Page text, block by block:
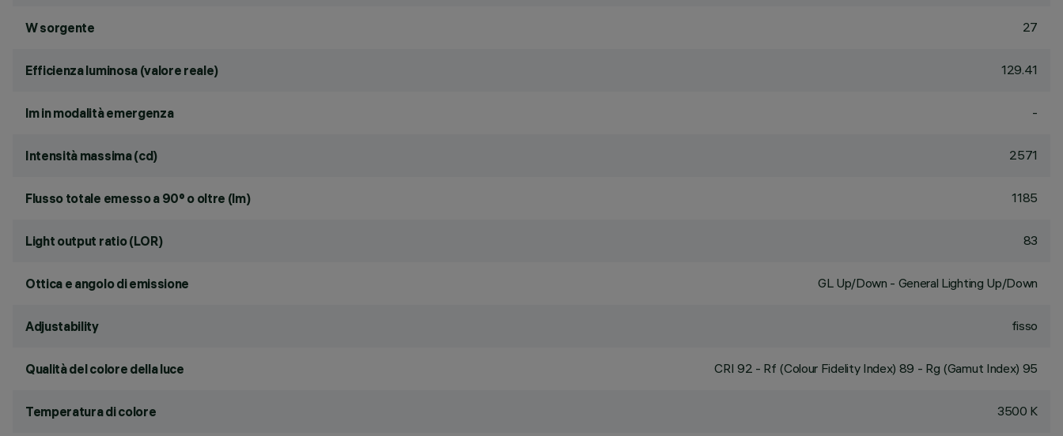
W sorgente 27
Efficienza luminosa (valore reale) 129.41
lm in modalità emergenza -
Intensità massima (cd) 2571
Flusso totale emesso a 90° o oltre (lm) 1185
Light output ratio (LOR) 83
Ottica e angolo di emissione GL Up/Down - General Lighting Up/Down
Adjustability fisso
Qualità del colore della luce CRI 92 - Rf (Colour Fidelity Index) 89 - Rg (Gamut Index) 95
Temperatura di colore 3500 K